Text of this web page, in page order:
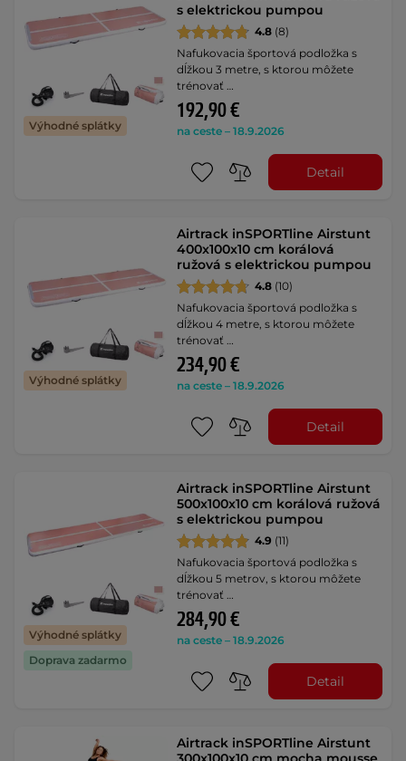
Výhodné splátky
s elektrickou pumpou
4.8 (8)
Nafukovacia športová podložka s
dĺžkou 3 metre, s ktorou môžete
trénovať …
192,90 €
na ceste – 18.9.2026
Detail
Výhodné splátky
Airtrack inSPORTline Airstunt
400x100x10 cm korálová
ružová s elektrickou pumpou
4.8 (10)
Nafukovacia športová podložka s
dĺžkou 4 metre, s ktorou môžete
trénovať …
234,90 €
na ceste – 18.9.2026
Detail
Výhodné splátky
Doprava zadarmo
Airtrack inSPORTline Airstunt
500x100x10 cm korálová ružová
s elektrickou pumpou
4.9 (11)
Nafukovacia športová podložka s
dĺžkou 5 metrov, s ktorou môžete
trénovať …
284,90 €
na ceste – 18.9.2026
Detail
Airtrack inSPORTline Airstunt